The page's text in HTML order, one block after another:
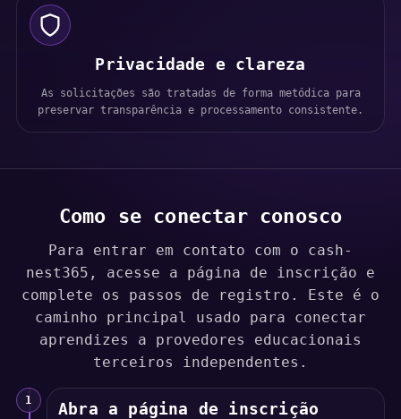
Privacidade e clareza
As solicitações são tratadas de forma metódica para
preservar transparência e processamento consistente.
Como se conectar conosco
Para entrar em contato com o cash-
nest365, acesse a página de inscrição e
complete os passos de registro. Este é o
caminho principal usado para conectar
aprendizes a provedores educacionais
terceiros independentes.
1 Abra a página de inscrição